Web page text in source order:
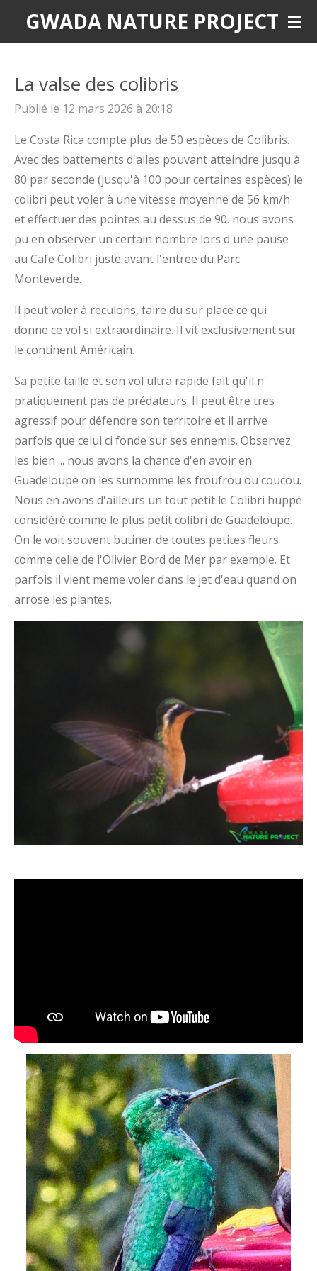
Passer
principal
GWADA NATURE PROJECT
La valse des colibris
Publié le 12 mars 2026 à 20:18
Le Costa Rica compte plus de 50 espèces de Colibris.
Avec des battements d'ailes pouvant atteindre jusqu'à
80 par seconde (jusqu'à 100 pour certaines espèces) le
colibri peut voler à une vitesse moyenne de 56 km/h
et effectuer des pointes au dessus de 90. nous avons
pu en observer un certain nombre lors d'une pause
au Cafe Colibri juste avant l'entree du Parc
Monteverde.
Il peut voler à reculons, faire du sur place ce qui
donne ce vol si extraordinaire. Il vit exclusivement sur
le continent Américain.
Sa petite taille et son vol ultra rapide fait qu'il n'
pratiquement pas de prédateurs. Il peut être tres
agressif pour défendre son territoire et il arrive
parfois que celui ci fonde sur ses ennemis. Observez
les bien ... nous avons la chance d'en avoir en
Guadeloupe on les surnomme les froufrou ou coucou.
Nous en avons d'ailleurs un tout petit le Colibri huppé
considéré comme le plus petit colibri de Guadeloupe.
On le voit souvent butiner de toutes petites fleurs
comme celle de l'Olivier Bord de Mer par exemple. Et
parfois il vient meme voler dans le jet d'eau quand on
arrose les plantes.